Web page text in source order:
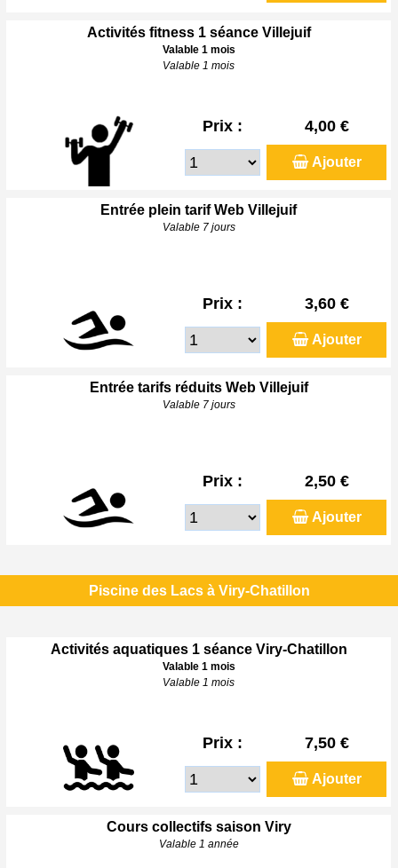
Activités fitness 1 séance Villejuif
Valable 1 mois
Valable 1 mois
Prix : 4,00 €
Ajouter
Entrée plein tarif Web Villejuif
Valable 7 jours
Prix : 3,60 €
Ajouter
Entrée tarifs réduits Web Villejuif
Valable 7 jours
Prix : 2,50 €
Ajouter
Piscine des Lacs à Viry-Chatillon
Activités aquatiques 1 séance Viry-Chatillon
Valable 1 mois
Valable 1 mois
Prix : 7,50 €
Ajouter
Cours collectifs saison Viry
Valable 1 année